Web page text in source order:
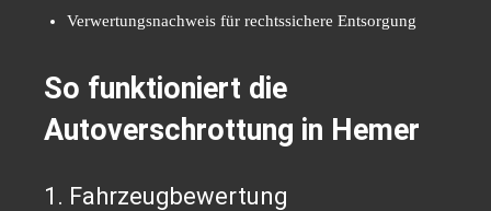
Verwertungsnachweis für rechtssichere Entsorgung
So funktioniert die
Autoverschrottung in Hemer
1. Fahrzeugbewertung